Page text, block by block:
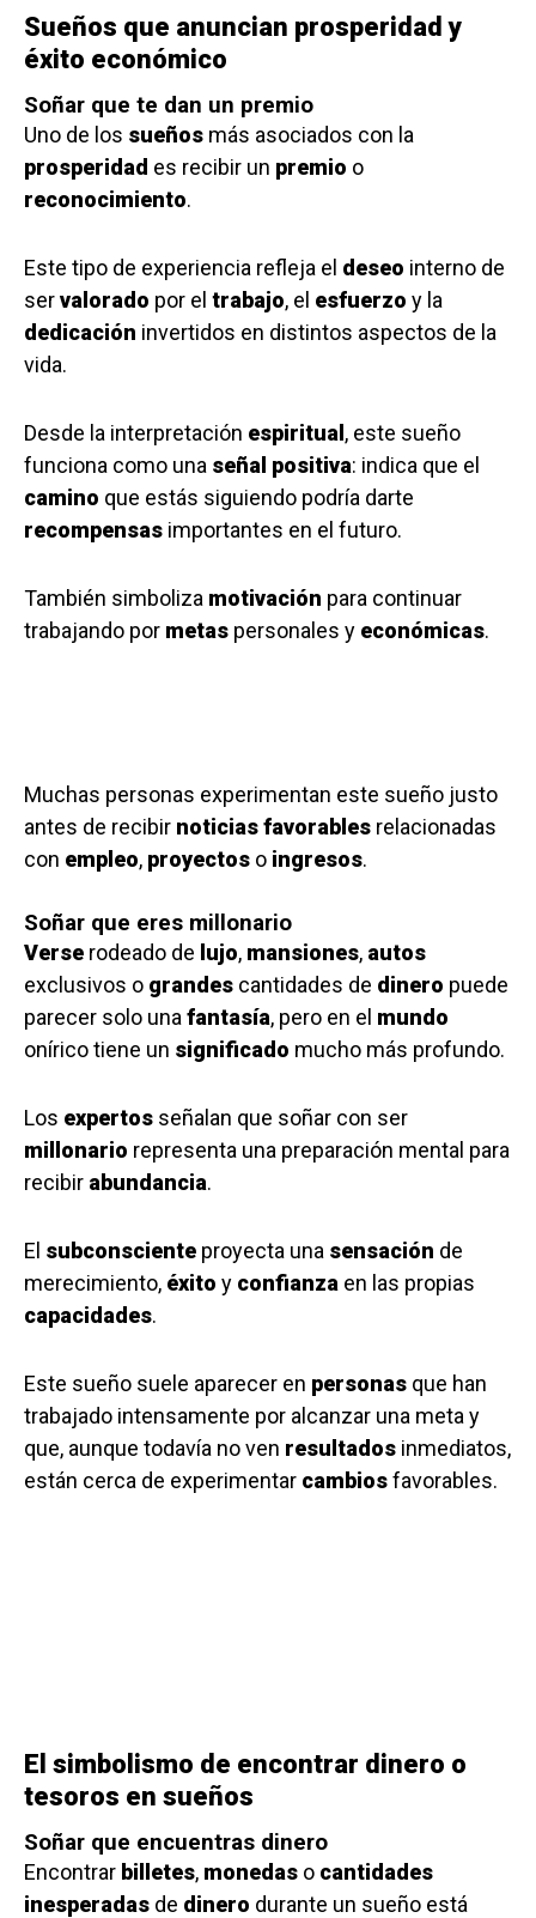
Sueños que anuncian prosperidad y
éxito económico
Soñar que te dan un premio
Uno de los sueños más asociados con la
prosperidad es recibir un premio o
reconocimiento.
Este tipo de experiencia refleja el deseo interno de
servalorado por el trabajo, el esfuerzo y la
dedicación invertidos en distintos aspectos de la
vida.
Desde la interpretación espiritual , este sueño
funciona como una señal positiva: indica que el
camino que estás siguiendo podría darte
recompensas importantes en el futuro.
También simboliza motivación para continuar
trabajando por metas personales y económicas.
Muchas personas experimentan este sueño justo
antes de recibir noticias favorables relacionadas
con empleo, proyectos o ingresos.
Soñar que eres millonario
Verse rodeado de lujo, mansiones, autos
exclusivos o grandes cantidades de dinero puede
parecer solo unafantasía, pero en el mundo
onírico tiene un significado mucho más profundo.
Los expertos señalan que soñar con ser
millonario representa una preparación mental para
recibir abundancia.
El subconsciente proyecta una sensación de
merecimiento, éxito y confianza en las propias
capacidades.
Este sueño suele aparecer en personas que han
trabajado intensamente por alcanzar una meta y
que, aunque todavía no ven resultados inmediatos,
están cerca de experimentar cambiosfavorables.
El simbolismo de encontrar dinero o
tesoros en sueños
Soñar que encuentras dinero
Encontrar billetes, monedas o cantidades
inesperadas de dinero durante un sueño está